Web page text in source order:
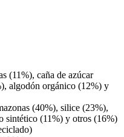
(11%), caña de azúcar
algodón orgánico (12%) y
(40%), silice (23%),
sintético (11%) y otros (16%)